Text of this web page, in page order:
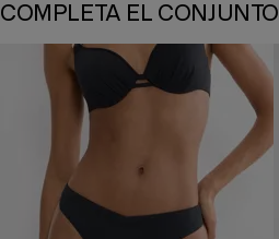
COMPLETA EL CONJUNTO